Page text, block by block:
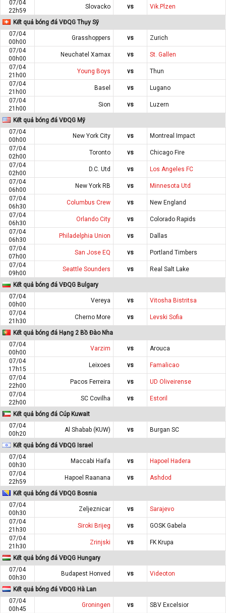
07/04
22h59
Slovacko vs Vik.Plzen
Kết quả bóng đá VĐQG Thụy Sỹ
07/04
00h00
Grasshoppers vs
Zurich
07/04
00h00
Neuchatel Xamax vs
St. Gallen
07/04
21h00
Young Boys vs
Thun
07/04
21h00
Basel vs
Lugano
07/04
21h00
Sion vs Luzern
Kết quả bóng đá VĐQG Mỹ
07/04
00h00
New York City vs
Montreal Impact
07/04
02h00
Toronto vs
Chicago Fire
07/04
02h00
D.C. Utd vs
Los Angeles FC
07/04
06h00
New York RB vs
Minnesota Utd
07/04
06h30
Columbus Crew vs
New England
07/04
06h30
Orlando City vs
Colorado Rapids
07/04
06h30
Philadelphia Union vs
Dallas
07/04
07h00
San Jose EQ vs
Portland Timbers
07/04
09h00
Seattle Sounders vs Real Salt Lake
Kết quả bóng đá VĐQG Bulgary
07/04
00h00
Vereya vs
Vitosha Bistritsa
07/04
21h30
Cherno More vs Levski Sofia
Kết quả bóng đá Hạng 2 Bồ Đào Nha
07/04
00h00
Varzim vs
Arouca
07/04
17h15
Leixoes vs
Famalicao
07/04
22h00
Pacos Ferreira vs
UD Oliveirense
07/04
22h00
SC Covilha vs Estoril
Kết quả bóng đá Cúp Kuwait
07/04
00h20
Al Shabab (KUW) vs Burgan SC
Kết quả bóng đá VĐQG Israel
07/04
00h30
Maccabi Haifa vs
Hapoel Hadera
07/04
22h59
Hapoel Raanana vs Ashdod
Kết quả bóng đá VĐQG Bosnia
07/04
00h30
Zeljeznicar vs
Sarajevo
07/04
21h30
Siroki Brijeg vs
GOSK Gabela
07/04
21h30
Zrinjski vs FK Krupa
Kết quả bóng đá VĐQG Hungary
07/04
00h30
Budapest Honved vs Videoton
Kết quả bóng đá VĐQG Hà Lan
07/04
00h45
Groningen vs
SBV Excelsior